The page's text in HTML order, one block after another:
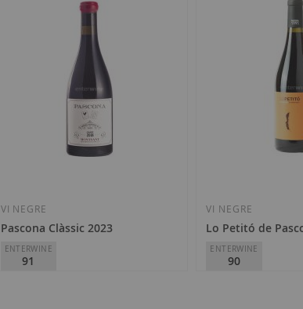
VI NEGRE
Pascona Clàssic 2023
ENTERWINE
91
VI NEGRE
Lo Petitó de
ENTERWINE
90